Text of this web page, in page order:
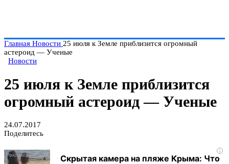
Главная Новости 25 июля к Земле приблизится огромный
астероид — Ученые
Новости
25 июля к Земле приблизится
огромный астероид — Ученые
24.07.2017
Поделитесь
i
Скрытая камера на пляже Крыма: Что